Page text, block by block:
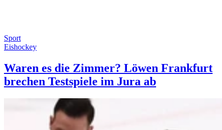
Sport
Eishockey
Waren es die Zimmer? Löwen Frankfurt
brechen Testspiele im Jura ab